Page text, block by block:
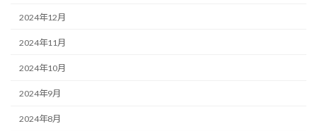
2024年12月
2024年11月
2024年10月
2024年9月
2024年8月